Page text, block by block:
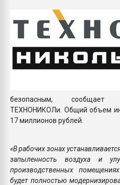
безопасным, сообщает
ТЕХНОНИКОЛи. Общий объем
17 миллионов рублей.
«В рабочих зонах
запыленность воздуха и
производственных
будет полностью